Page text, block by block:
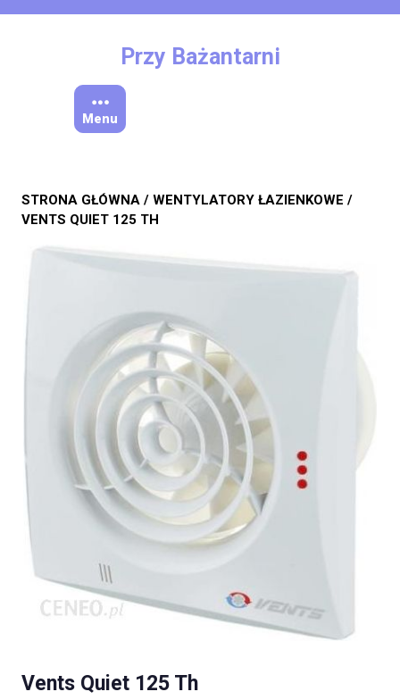
Przy Bażantarni
Menu
STRONA GŁÓWNA / WENTYLATORY ŁAZIENKOWE /
VENTS QUIET 125 TH
Vents Quiet 125 Th